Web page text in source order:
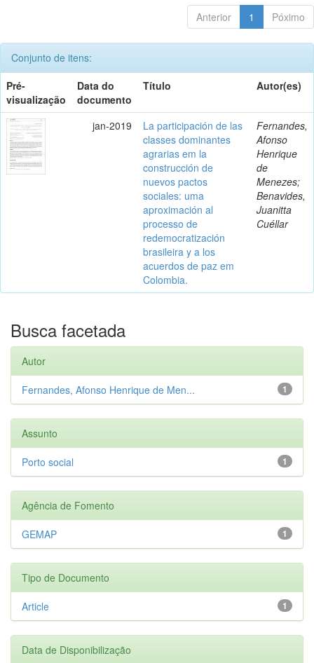
Anterior 1 Póximo
Conjunto de itens:
Pré-
visualização
Data do
documento
Título Autor(es)
jan-2019
La participación de las
classes dominantes
agrarias em la
construcción de
nuevos pactos
sociales: uma
aproximación al
processo de
redemocratización
brasileira y a los
acuerdos de paz em
Colombia.
Fernandes,
Afonso
Henrique
de
Menezes;
Benavides,
Juanitta
Cuéllar
Busca facetada
Autor
1
Fernandes, Afonso Henrique de Men...
Assunto
1
Porto social
Agência de Fomento
1
GEMAP
Tipo de Documento
1
Article
Data de Disponibilização